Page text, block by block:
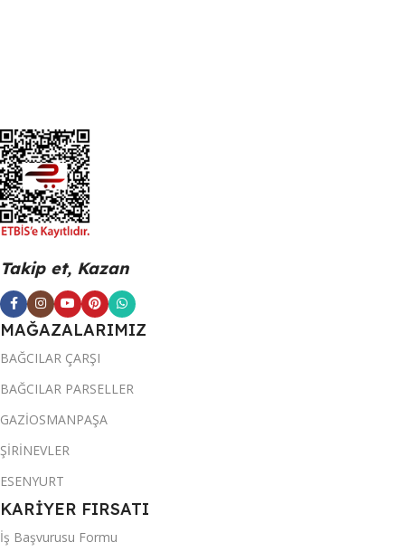
Takip et, Kazan
MAĞAZALARIMIZ
BAĞCILAR ÇARŞI
BAĞCILAR PARSELLER
GAZİOSMANPAŞA
ŞİRİNEVLER
ESENYURT
KARİYER FIRSATI
İş Başvurusu Formu